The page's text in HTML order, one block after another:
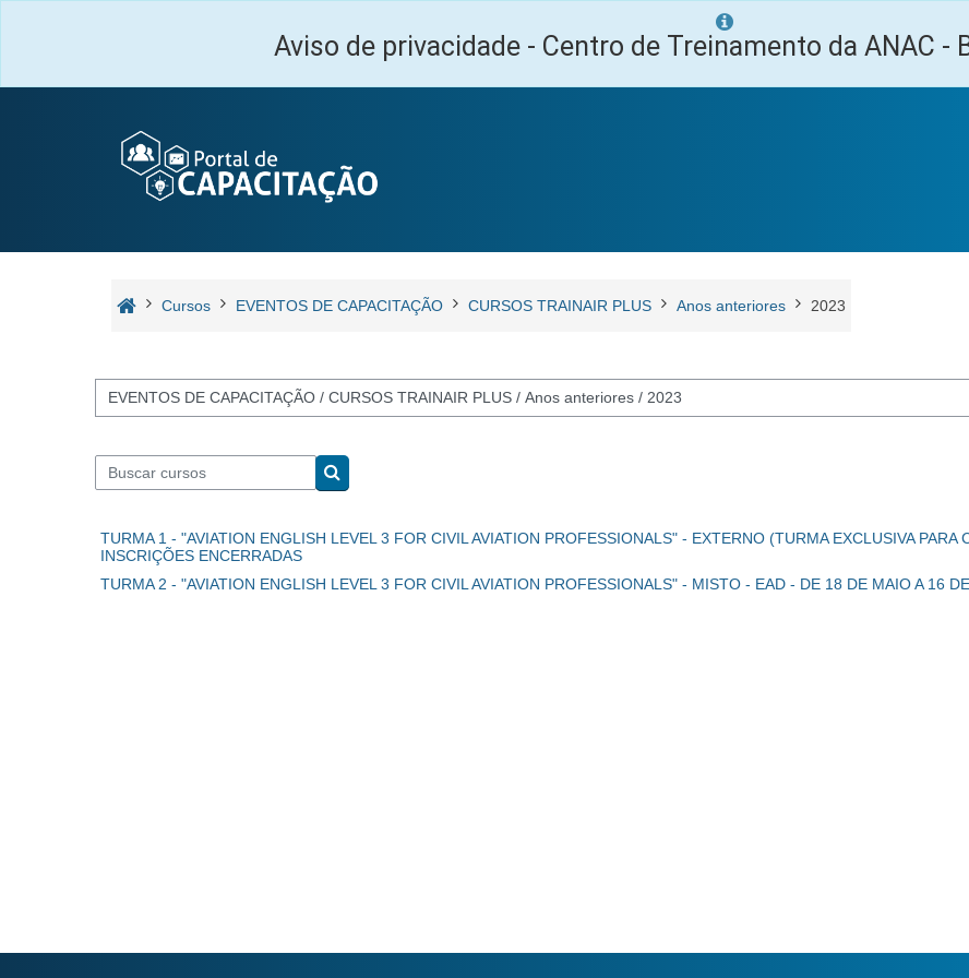
Aviso de privacidade - Centro de Treinamento da ANAC -
Cursos EVENTOS DE CAPACITAÇÃO CURSOS TRAINAIR PLUS Anos anteriores 2023
Categorias de Cursos
Buscar cursos
Buscar cursos
TURMA 1 - "AVIATION ENGLISH LEVEL 3 FOR CIVIL AVIATION PROFESSIONALS" - EXTERNO (TURMA EXCLUSIVA
INSCRIÇÕES ENCERRADAS
TURMA 2 - "AVIATION ENGLISH LEVEL 3 FOR CIVIL AVIATION PROFESSIONALS" - MISTO - EAD - DE 18 DE MAIO A 16